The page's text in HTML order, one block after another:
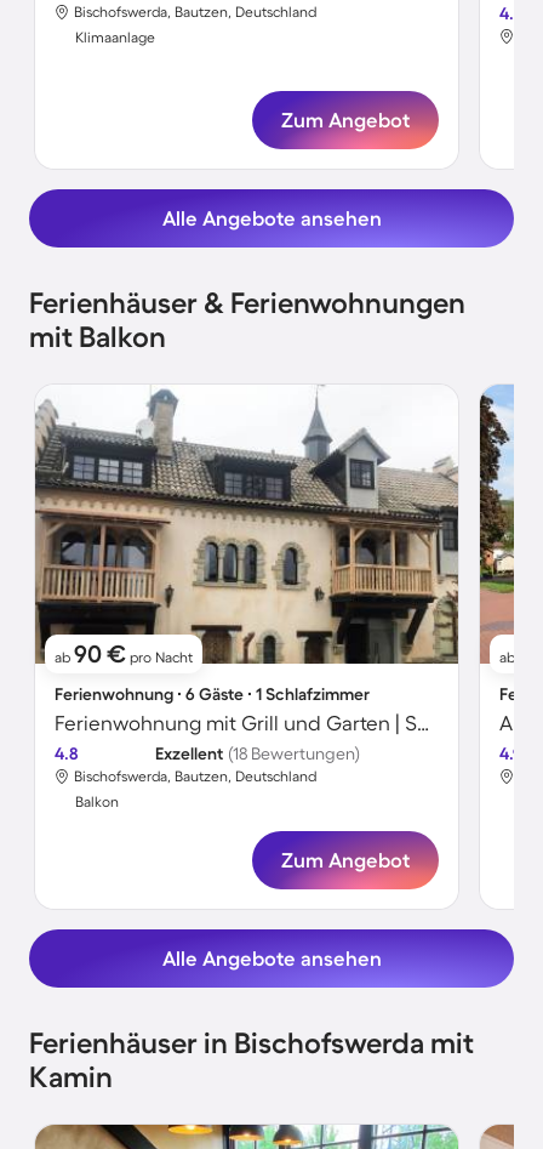
Bischofswerda, Bautzen, Deutschland
Klimaanlage
Zum Angebot
4.8
Alle Angebote ansehen
Ferienhäuser & Ferienwohnungen
mit Balkon
ab 90 € pro Nacht
Ferienwohnung ∙ 6 Gäste ∙ 1 Schlafzimmer
Ferienwohnung mit Grill und Garten | Seeblick
4.8 Exzellent (18 Bewertungen)
Bischofswerda, Bautzen, Deutschland
Balkon
Zum Angebot
ab
4.9
Alle Angebote ansehen
Ferienhäuser in Bischofswerda mit
Kamin